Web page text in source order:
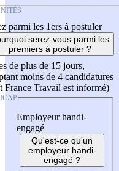
parmi les 1ers à postuler
serez-vous parmi les
premiers à postuler ?
de plus de 15 jours,
moins de 4 candidatures
France Travail est informé)
Employeur handi-
engagé
Qu'est-ce qu'un
employeur handi-
engagé ?